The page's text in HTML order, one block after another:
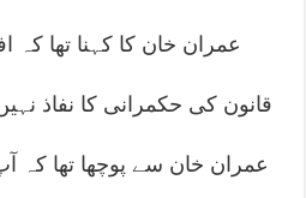
عمران خان کا کہنا تھا
قانون کی حکمرانی کا نفاذ
عمران خان سے پوچھا تھا کہ